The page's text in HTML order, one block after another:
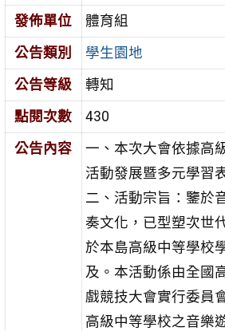
發佈單位
體育組
公告類別
學生園地
公告等級
轉知
點閱次數
430
公告內容
一、本次大會依據高
活動發展暨多元學習
二、活動宗旨：鑒於
奏文化，已型塑次世
於本島高級中等學校
及。本活動係由全國
戲競技大會實行委員
高級中等學校之音樂